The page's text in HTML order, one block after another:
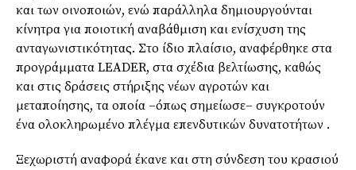
και των οινοποιών, ενώ παράλληλα δημιουργούνται
κίνητρα για ποιοτική αναβάθμιση και ενίσχυση της
ανταγωνιστικότητας. Στο ίδιο πλαίσιο, αναφέρθηκε στα
προγράμματα LEADER, στα σχέδια βελτίωσης, καθώς
και στις δράσεις στήριξης νέων αγροτών και
μεταποίησης, τα οποία –όπως σημείωσε– συγκροτούν
ένα ολοκληρωμένο πλέγμα επενδυτικών δυνατοτήτων .
Ξεχωριστή αναφορά έκανε και στη σύνδεση του κρασιού